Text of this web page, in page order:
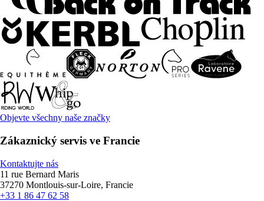
Objevte všechny naše značky
Zákaznický servis ve Francie
Kontaktujte nás
11 rue Bernard Maris
37270 Montlouis-sur-Loire, Francie
+33 1 86 47 62 58